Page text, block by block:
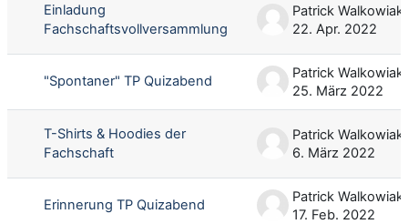
Einladung
Fachschaftsvollversammlung
Patrick Walkowiak
22. Apr. 2022
"Spontaner" TP Quizabend
Patrick Walkowiak
25. März 2022
T-Shirts & Hoodies der
Fachschaft
Patrick Walkowiak
6. März 2022
Erinnerung TP Quizabend
Patrick Walkowiak
17. Feb. 2022